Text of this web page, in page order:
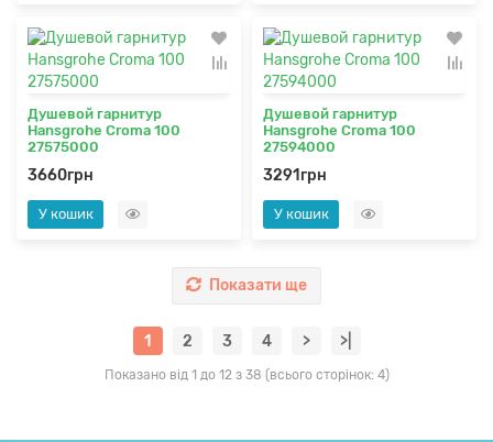
Душевой гарнитур
Hansgrohe Croma 100
27575000
3660грн
У кошик
Душевой гарнитур
Hansgrohe Croma 100
27594000
3291грн
У кошик
Показати ще
1 2 3 4 > >|
Показано від 1 до 12 з 38 (всього сторінок: 4)